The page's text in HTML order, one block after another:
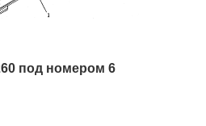
под номером 6